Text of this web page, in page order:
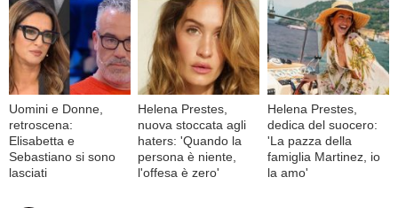
Uomini e Donne,
retroscena:
Elisabetta e
Sebastiano si sono
lasciati
Helena Prestes,
nuova stoccata agli
haters: 'Quando la
persona è niente,
l'offesa è zero'
Helena Prestes,
dedica del suocero:
'La pazza della
famiglia Martinez, io
la amo'